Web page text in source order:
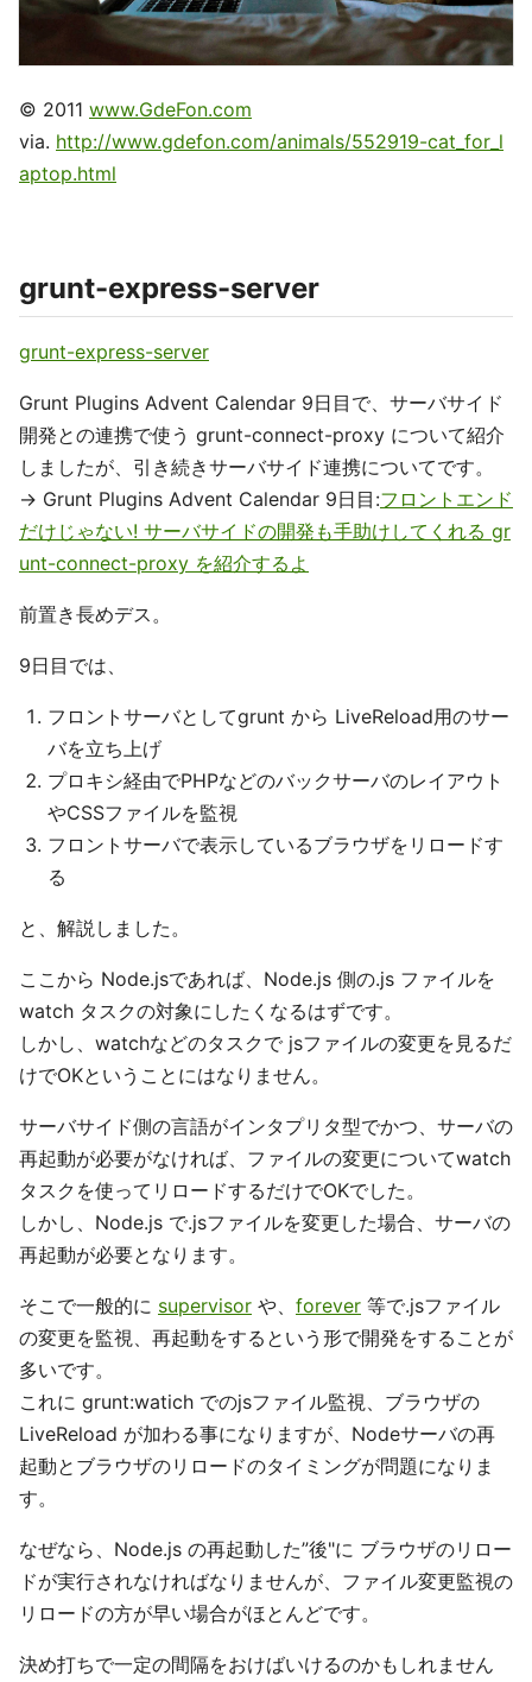
© 2011 www.GdeFon.com
via. http://www.gdefon.com/animals/552919-cat_for_l
aptop.html
grunt-express-server
grunt-express-server
Grunt Plugins Advent Calendar 9日目で、サーバサイド
開発との連携で使う grunt-connect-proxy について紹介
しましたが、引き続きサーバサイド連携についてです。
-> Grunt Plugins Advent Calendar 9日目:フロントエンド
だけじゃない! サーバサイドの開発も手助けしてくれる gr
unt-connect-proxy を紹介するよ
前置き長めデス。
9日目では、
フロントサーバとしてgrunt から LiveReload用のサー
バを立ち上げ
プロキシ経由でPHPなどのバックサーバのレイアウト
やCSSファイルを監視
フロントサーバで表示しているブラウザをリロードす
る
と、解説しました。
ここから Node.jsであれば、Node.js 側の.js ファイルを
watch タスクの対象にしたくなるはずです。
しかし、watchなどのタスクで jsファイルの変更を見るだ
けでOKということにはなりません。
サーバサイド側の言語がインタプリタ型でかつ、サーバの
再起動が必要がなければ、ファイルの変更についてwatch
タスクを使ってリロードするだけでOKでした。
しかし、Node.js で.jsファイルを変更した場合、サーバの
再起動が必要となります。
そこで一般的に supervisor や、 forever 等で.jsファイル
の変更を監視、再起動をするという形で開発をすることが
多いです。
これに grunt:watich でのjsファイル監視、ブラウザの
LiveReload が加わる事になりますが、Nodeサーバの再
起動とブラウザのリロードのタイミングが問題になりま
す。
なぜなら、Node.js の再起動した”後"に ブラウザのリロー
ドが実行されなければなりませんが、ファイル変更監視の
リロードの方が早い場合がほとんどです。
決め打ちで一定の間隔をおけばいけるのかもしれません